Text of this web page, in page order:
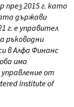
през 2015 г. като
държави
г. е управител
ръководни
в Алфа Финанс
има
от
Institute of